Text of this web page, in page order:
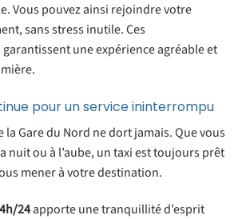
Vous pouvez ainsi rejoindre votre
sans stress inutile. Ces
une expérience agréable et
pour un service ininterrompu
la Gare du Nord ne dort jamais. Que vous
nuit ou à l’aube, un taxi est toujours prêt
mener à votre destination.
24apporte une tranquillité d’esprit